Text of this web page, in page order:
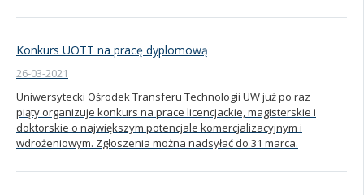
Konkurs UOTT na pracę dyplomową
26-03-2021
Uniwersytecki Ośrodek Transferu Technologii UW już po raz
piąty organizuje konkurs na prace licencjackie, magisterskie i
doktorskie o największym potencjale komercjalizacyjnym i
wdrożeniowym. Zgłoszenia można nadsyłać do 31 marca.